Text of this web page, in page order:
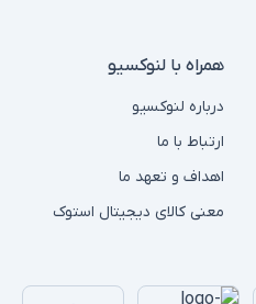
همراه با لنوکسیو
درباره لنوکسیو
ارتباط با ما
اهداف و تعهد ما
معنی کالای دیجیتال استوک